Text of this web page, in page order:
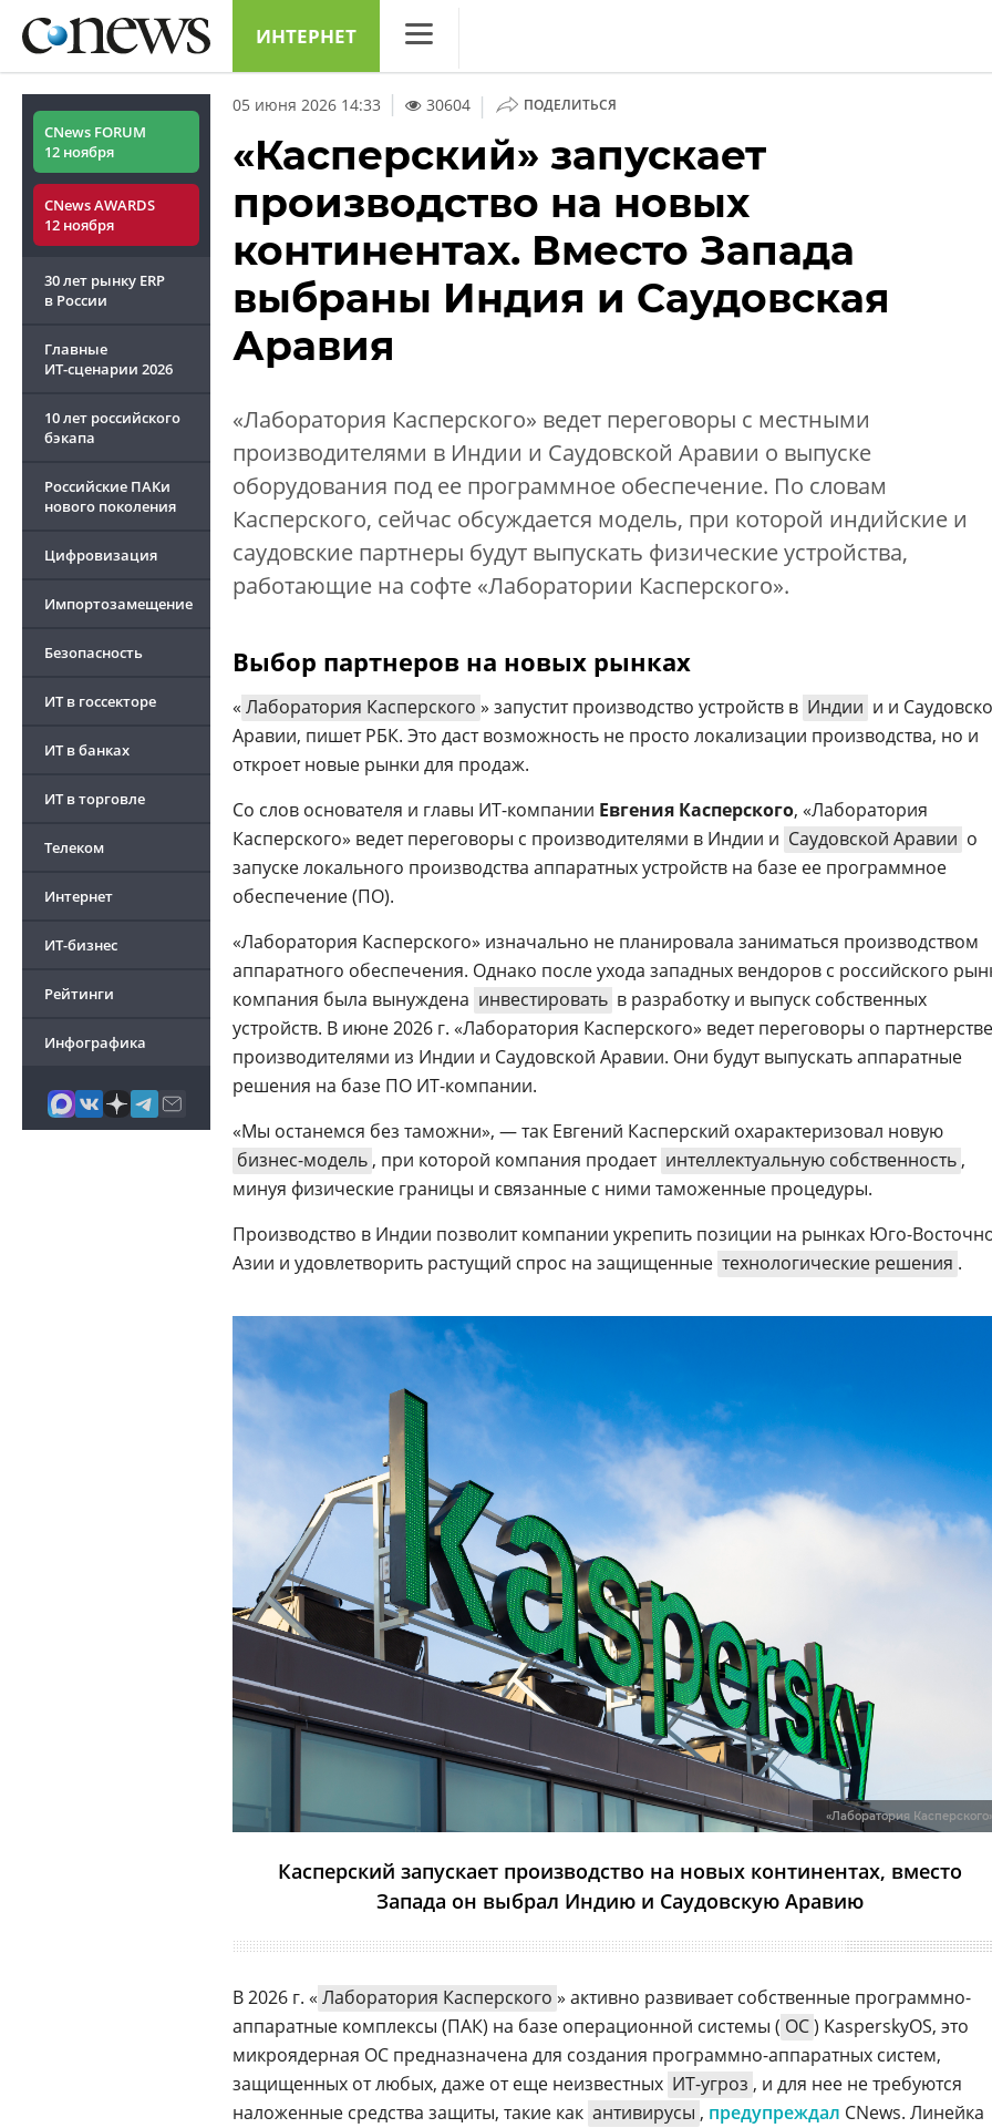
ИНТЕРНЕТ
Конференции
Маркет
Техника
ТВ
CNews FORUM
12 ноября
CNews AWARDS
12 ноября
30 лет рынку ERP
в России
Главные
ИТ-сценарии 2026
10 лет российского
бэкапа
Российские ПАКи
нового поколения
Цифровизация
Импортозамещение
Безопасность
ИТ в госсекторе
ИТ в банках
ИТ в торговле
Телеком
Интернет
ИТ-бизнес
Рейтинги
Инфографика
05 июня 2026 14:33 30604 | ПОДЕЛИТЬСЯ
«Касперский» запускает
производство на новых
континентах. Вместо Запада
выбраны Индия и Саудовская
Аравия
«Лаборатория Касперского» ведет переговоры с местными
производителями в Индии и Саудовской Аравии о выпуске
оборудования под ее программное обеспечение. По словам
Касперского, сейчас обсуждается модель, при которой индийские и
саудовские партнеры будут выпускать физические устройства,
работающие на софте «Лаборатории Касперского».
Выбор партнеров на новых рынках
« Лаборатория Касперского » запустит производство устройств в Индии и и
Аравии, пишет РБК. Это даст возможность не просто локализации производства, но и
откроет новые рынки для продаж.
Со слов основателя и главы ИТ-компании Евгения Касперского, «Лаборатория
Касперского» ведет переговоры с производителями в Индии и Саудовской Аравии о
запуске локального производства аппаратных устройств на базе ее программное
обеспечение (ПО).
«Лаборатория Касперского» изначально не планировала заниматься производством
аппаратного обеспечения. Однако после ухода западных вендоров с российского
компания была вынуждена инвестировать в разработку и выпуск собственных
устройств. В июне 2026 г. «Лаборатория Касперского» ведет переговоры о
производителями из Индии и Саудовской Аравии. Они будут выпускать аппаратные
решения на базе ПО ИТ-компании.
«Мы останемся без таможни», — так Евгений Касперский охарактеризовал новую
бизнес-модель , при которой компания продает интеллектуальную собственность ,
минуя физические границы и связанные с ними таможенные процедуры.
Производство в Индии позволит компании укрепить позиции на рынках Юго-
Азии и удовлетворить растущий спрос на защищенные технологические решения .
«Лаборатория
Касперский запускает производство на новых континентах, вместо
Запада он выбрал Индию и Саудовскую Аравию
В 2026 г. « Лаборатория Касперского » активно развивает собственные программно-
аппаратные комплексы (ПАК) на базе операционной системы ( ОС) KasperskyOS, это
микроядерная ОС предназначена для создания программно-аппаратных систем,
защищенных от любых, даже от еще неизвестных ИТ-угроз , и для нее не требуются
наложенные средства защиты, такие как антивирусы , предупреждал CNews. Линейка